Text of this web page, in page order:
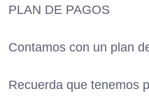
PLAN DE PAGOS
Contamos con un plan
Recuerda que tenemos